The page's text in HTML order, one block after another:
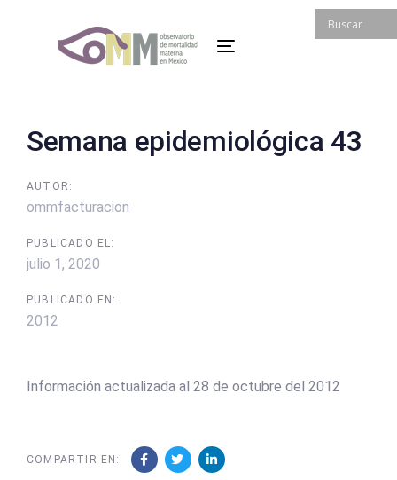
content
Toggle
Semana epidemiológica 43
AUTOR:
ommfacturacion
PUBLICADO EL:
julio 1, 2020
PUBLICADO EN:
2012
Información actualizada al 28 de octubre del 2012
COMPARTIR EN:
Post
navigation